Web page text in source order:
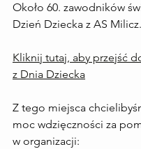
Około 60. zawodników
Dzień Dziecka z AS Milicz.
Kliknij tutaj, aby przejść
z Dnia Dziecka
Z tego miejsca
moc wdzięczności za
w organizacji: